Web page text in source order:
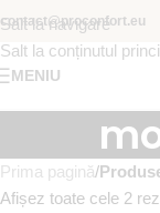
Salt la navigare
Salt la conținutul
contact@proconfort.eu
MENIU
Prima pagină/
Afișez toate cele 2